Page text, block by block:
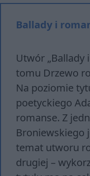
Ballady i
Utwór „Ballady
tomu Drzewo
Na poziomie
poetyckiego
romanse. Z
Broniewskiego
temat utworu
drugiej –